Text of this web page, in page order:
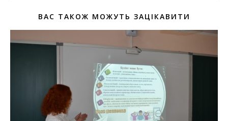
ВАС ТАКОЖ МОЖУТЬ ЗАЦІКАВИТИ